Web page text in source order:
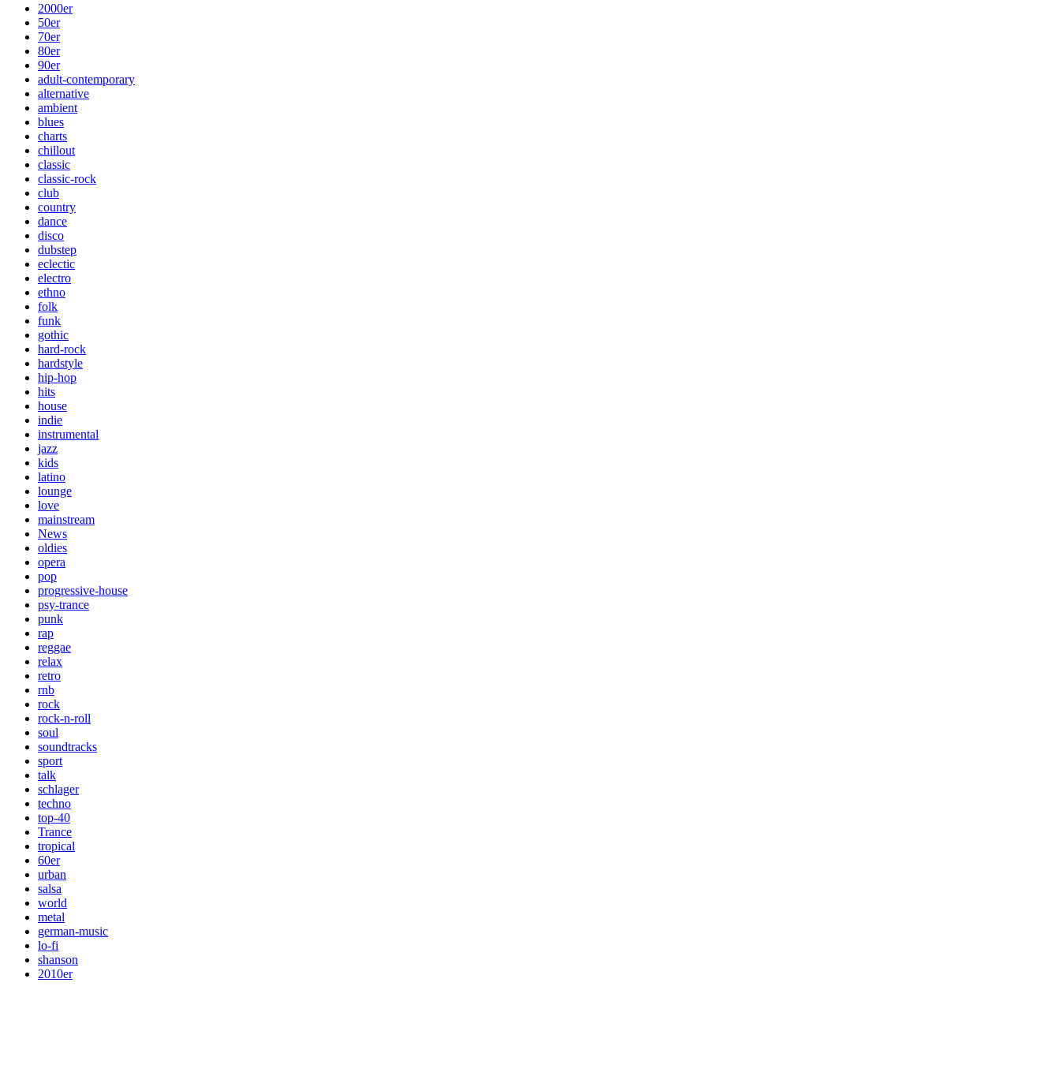
2000er
50er
70er
80er
90er
adult-contemporary
alternative
ambient
blues
charts
chillout
classic
classic-rock
club
country
dance
disco
dubstep
eclectic
electro
ethno
folk
funk
gothic
hard-rock
hardstyle
hip-hop
hits
house
indie
instrumental
jazz
kids
latino
lounge
love
mainstream
News
oldies
opera
pop
progressive-house
psy-trance
punk
rap
reggae
relax
retro
rnb
rock
rock-n-roll
soul
soundtracks
sport
talk
schlager
techno
top-40
Trance
tropical
60er
urban
salsa
world
metal
german-music
lo-fi
shanson
2010er